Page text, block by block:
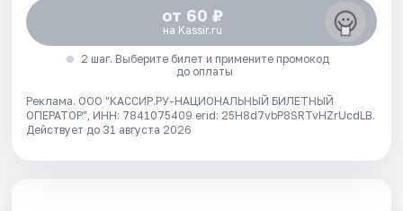
от 60 ₽
на Kassir.ru
2 шаг. Выберите билет и примените промокод
до оплаты
Реклама. ООО "КАССИР.РУ-НАЦИОНАЛЬНЫЙ БИЛЕТНЫЙ
ОПЕРАТОР", ИНН: 7841075409 erid: 25H8d7vbP8SRTvHZrUcdLB.
Действует до 31 августа 2026